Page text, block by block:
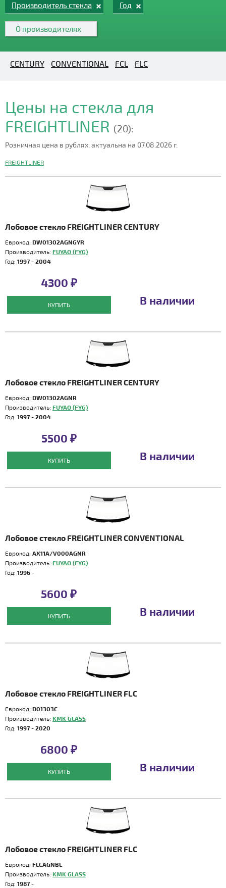
Производитель стекла Год
О производителях
CENTURY CONVENTIONAL FCL FLC
Цены на стекла для
FREIGHTLINER (20):
Розничная цена в рублях, актуальна на 07.08.2026 г.
FREIGHTLINER
Лобовое стекло FREIGHTLINER CENTURY
Еврокод: DW01302AGNGYR
Производитель: FUYAO (FYG)
Год: 1997 - 2004
4300 ₽
КУПИТЬ В наличии
Лобовое стекло FREIGHTLINER CENTURY
Еврокод: DW01302AGNR
Производитель: FUYAO (FYG)
Год: 1997 - 2004
5500 ₽
КУПИТЬ В наличии
Лобовое стекло FREIGHTLINER CONVENTIONAL
Еврокод: AX11A/V000AGNR
Производитель: FUYAO (FYG)
Год: 1996 -
5600 ₽
КУПИТЬ В наличии
Лобовое стекло FREIGHTLINER FLC
Еврокод: D01303C
Производитель: KMK GLASS
Год: 1997 - 2020
6800 ₽
КУПИТЬ В наличии
Лобовое стекло FREIGHTLINER FLC
Еврокод: FLCAGNBL
Производитель: KMK GLASS
Год: 1987 -